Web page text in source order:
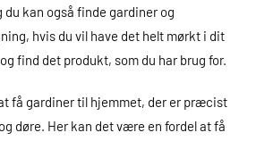
du kan også finde gardiner og
hvis du vil have det helt mørkt i dit
find det produkt, som du har brug for.
få gardiner til hjemmet, der er præcist
døre. Her kan det være en fordel at få